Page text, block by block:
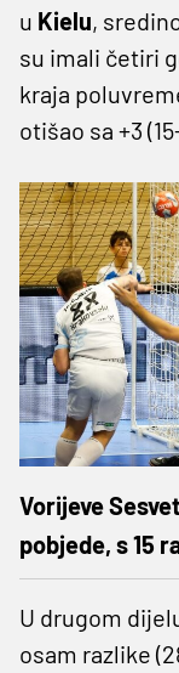
u Kielu,
su imali četiri
kraja
otišao sa +3
Vorijeve
pobjede, s 15
U drugom
osam razlike